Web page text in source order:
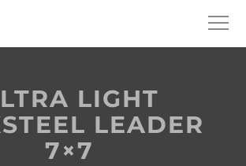
LIGHT
LEADER
7×7